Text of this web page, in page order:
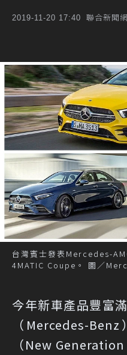
2019-11-20 17:40 聯合新聞
台灣賓士發表Mercedes-
4MATIC Coupe。 圖／
今年新車產品豐富
（Mercedes-
（New